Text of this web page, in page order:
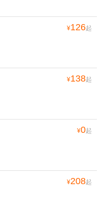
¥126起
¥138起
¥0起
¥208起